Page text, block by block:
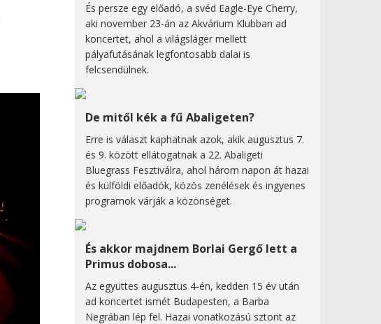
És persze egy előadó, a svéd Eagle-Eye Cherry,
aki november 23-án az Akvárium Klubban ad
koncertet, ahol a világsláger mellett
pályafutásának legfontosabb dalai is
felcsendülnek.
De mitől kék a fű Abaligeten?
Erre is választ kaphatnak azok, akik augusztus 7.
és 9. között ellátogatnak a 22. Abaligeti
Bluegrass Fesztiválra, ahol három napon át hazai
és külföldi előadók, közös zenélések és ingyenes
programok várják a közönséget.
És akkor majdnem Borlai Gergő lett a
Primus dobosa...
Az együttes augusztus 4-én, kedden 15 év után
ad koncertet ismét Budapesten, a Barba
Negrában lép fel. Hazai vonatkozású sztorit az